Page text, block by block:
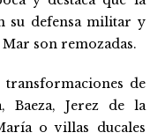
su defensa militar y
son remozadas.
de
Baeza, Jerez de la
o villas ducales